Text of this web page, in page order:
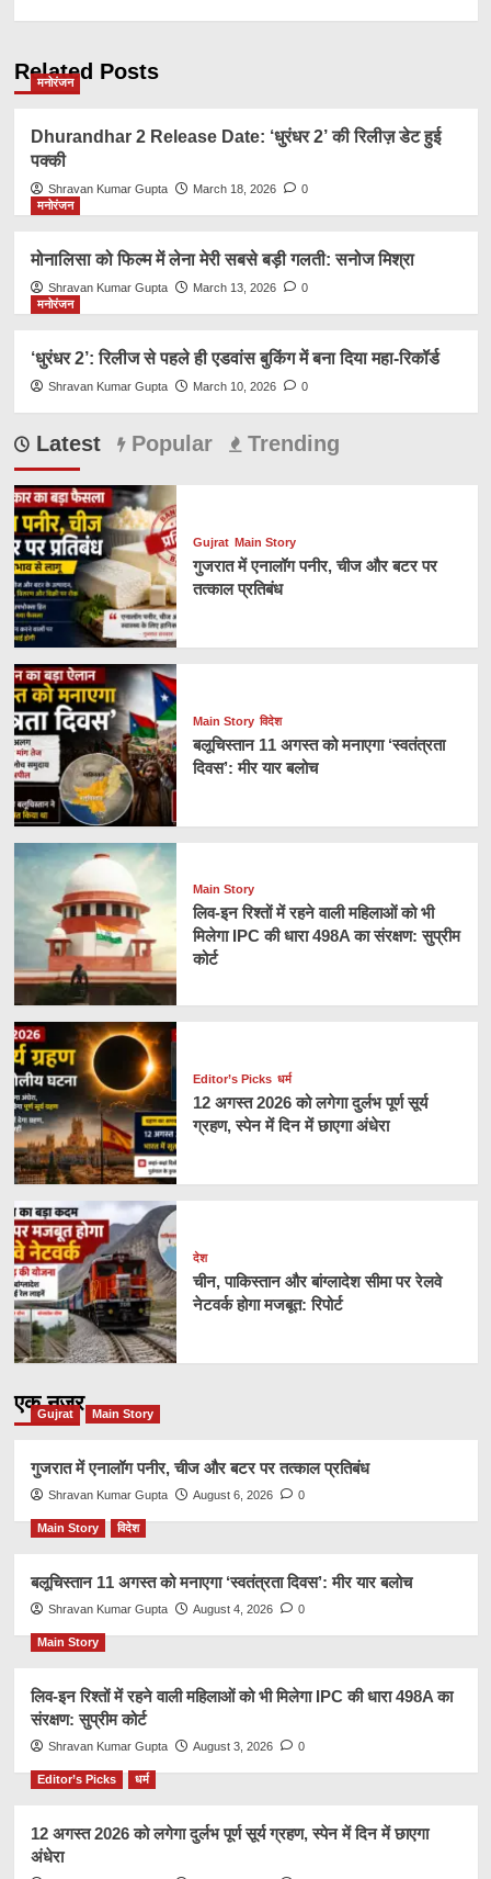
Related Posts
मनोरंजन
Dhurandhar 2 Release Date: ‘धुरंधर 2’ की रिलीज़ डेट हुई
पक्की
Shravan Kumar Gupta March 18, 2026
0
मनोरंजन
मोनालिसा को फिल्म में लेना मेरी सबसे बड़ी गलती: सनोज मिश्रा
Shravan Kumar Gupta March 13, 2026
0
मनोरंजन
‘धुरंधर 2’: रिलीज से पहले ही एडवांस बुकिंग में बना दिया महा-रिकॉर्ड
Shravan Kumar Gupta March 10, 2026 0
Latest Popular Trending
Gujrat Main Story
गुजरात में एनालॉग पनीर, चीज और बटर पर
तत्काल प्रतिबंध
Main Story विदेश
बलूचिस्तान 11 अगस्त को मनाएगा ‘स्वतंत्रता
दिवस’: मीर यार बलोच
Main Story
लिव-इन रिश्तों में रहने वाली महिलाओं को भी
मिलेगा IPC की धारा 498A का संरक्षण: सुप्रीम
कोर्ट
Editor’s Picks धर्म
12 अगस्त 2026 को लगेगा दुर्लभ पूर्ण सूर्य
ग्रहण, स्पेन में दिन में छाएगा अंधेरा
देश
चीन, पाकिस्तान और बांग्लादेश सीमा पर रेलवे
नेटवर्क होगा मजबूत: रिपोर्ट
एक नज़र
Gujrat Main Story
गुजरात में एनालॉग पनीर, चीज और बटर पर तत्काल प्रतिबंध
Shravan Kumar Gupta August 6, 2026 0
Main Story विदेश
बलूचिस्तान 11 अगस्त को मनाएगा ‘स्वतंत्रता दिवस’: मीर यार बलोच
Shravan Kumar Gupta August 4, 2026 0
Main Story
लिव-इन रिश्तों में रहने वाली महिलाओं को भी मिलेगा IPC की धारा 498A का
संरक्षण: सुप्रीम कोर्ट
Shravan Kumar Gupta August 3, 2026 0
Editor’s Picks धर्म
12 अगस्त 2026 को लगेगा दुर्लभ पूर्ण सूर्य ग्रहण, स्पेन में दिन में छाएगा
अंधेरा